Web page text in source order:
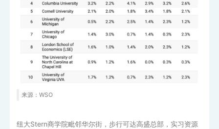
来源：WSO
纽大Stern商学院毗邻华尔街，步行可达高盛总部，实习资源